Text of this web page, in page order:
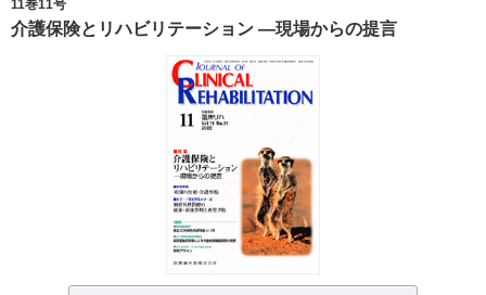
11巻11号
介護保険とリハビリテーション ―現場からの提言